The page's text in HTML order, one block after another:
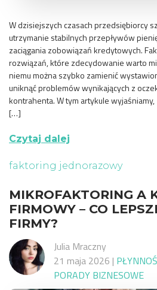
W dzisiejszych czasach przedsiębiorcy
utrzymanie stabilnych przepływów
zaciągania zobowiązań kredytowych.
rozwiązań, które zdecydowanie warto
niemu można szybko zamienić
uniknąć problemów wynikających z
kontrahenta. W tym artykule
[…]
Czytaj dalej
faktoring jednorazowy
MIKROFAKTORING A
FIRMOWY – CO
FIRMY?
Julia Mraczny
21 maja 2026 |
PORADY BIZNESOWE